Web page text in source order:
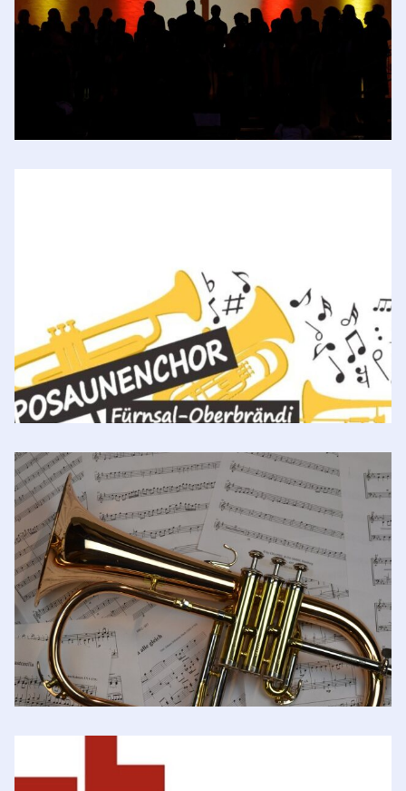
Posaunenchor Fürnsal-Oberbrändi
Bürgerhaus,72290 Oberbrändi
Loßburg Versöhnungskirche